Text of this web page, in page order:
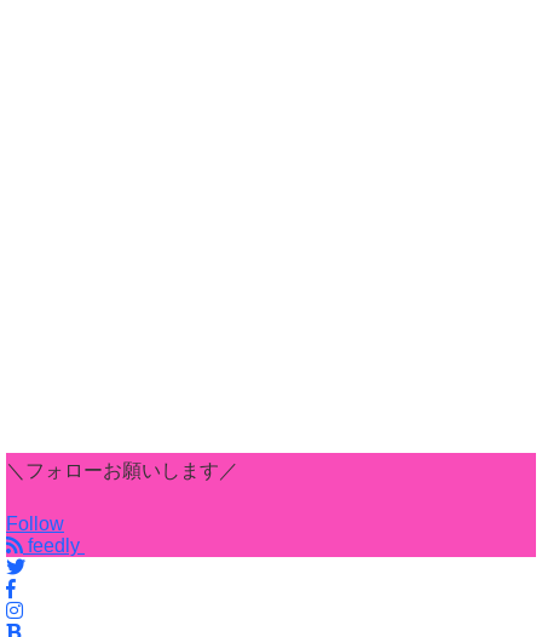
＼フォローお願いします／
Follow
feedly